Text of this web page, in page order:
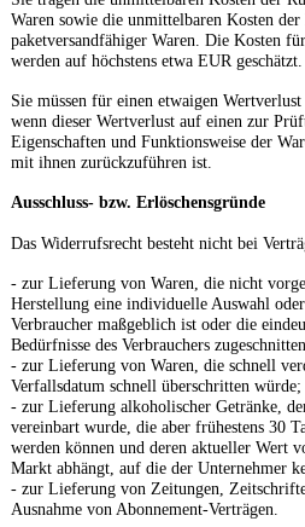
Waren sowie die unmittelbaren Kosten
paketversandfähiger Waren. Die Kosten
werden auf höchstens etwa EUR geschätzt.
Sie müssen für einen etwaigen
wenn dieser Wertverlust auf einen zur
Eigenschaften und Funktionsweise der
mit ihnen zurückzuführen ist.
Ausschluss- bzw. Erlöschensgründe
Das Widerrufsrecht besteht nicht bei
- zur Lieferung von Waren, die nicht
Herstellung eine individuelle Auswahl
Verbraucher maßgeblich ist oder die
Bedürfnisse des Verbrauchers
- zur Lieferung von Waren, die schnell
Verfallsdatum schnell überschritten würde;
- zur Lieferung alkoholischer Getränke,
vereinbart wurde, die aber frühestens 30
werden können und deren aktueller Wert
Markt abhängt, auf die der Unternehmer
- zur Lieferung von Zeitungen,
Ausnahme von Abonnement-Verträgen.